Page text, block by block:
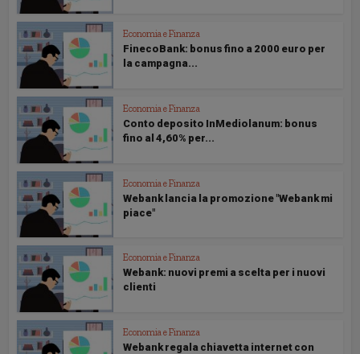
Economia e Finanza
FinecoBank: bonus fino a 2000 euro per
la campagna...
Economia e Finanza
Conto deposito InMediolanum: bonus
fino al 4,60% per...
Economia e Finanza
Webank lancia la promozione "Webank mi
piace"
Economia e Finanza
Webank: nuovi premi a scelta per i nuovi
clienti
Economia e Finanza
Webank regala chiavetta internet con